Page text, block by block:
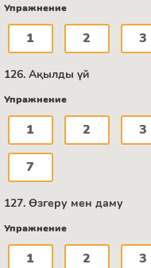
Упражнение
1 2 3
126. Ақылды үй
Упражнение
1 2 3
7
127. Өзгеру мен даму
Упражнение
1 2 3